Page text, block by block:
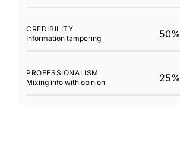
CREDIBILITY
Information tampering
50%
PROFESSIONALISM
Mixing info with opinion
25%